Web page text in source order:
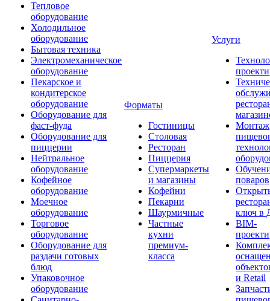
Тепловое
оборудование
Холодильное
оборудование
Бытовая техника
Электромеханическое
оборудование
Пекарское и
кондитерское
оборудование
Оборудование для
фаст-фуда
Оборудование для
пиццерии
Нейтральное
оборудование
Кофейное
оборудование
Моечное
оборудование
Торговое
оборудование
Оборудование для
раздачи готовых
блюд
Упаковочное
оборудование
Форматы
Гостиницы
Столовая
Ресторан
Пиццерия
Супермаркеты
и магазины
Кофейни
Пекарни
Шаурмичные
Частные
кухни
премиум-
класса
Услуги
Монтаж
поваров
ключ в
BIM-
и Retail